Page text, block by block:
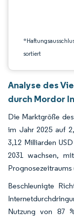
sortiert
Analyse des
durch Mordor
Die Marktgröße
im Jahr 2025 auf
3,12 Milliarden
2031 wachsen,
Prognosezeitraums
Beschleunigte
Nutzung von 87